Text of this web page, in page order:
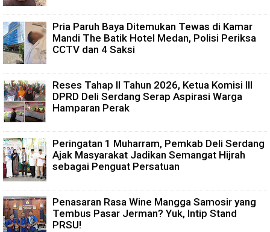
Pria Paruh Baya Ditemukan Tewas di Kamar
Mandi The Batik Hotel Medan, Polisi Periksa
CCTV dan 4 Saksi
Reses Tahap II Tahun 2026, Ketua Komisi III
DPRD Deli Serdang Serap Aspirasi Warga
Hamparan Perak
Peringatan 1 Muharram, Pemkab Deli Serdang
Ajak Masyarakat Jadikan Semangat Hijrah
sebagai Penguat Persatuan
Penasaran Rasa Wine Mangga Samosir yang
Tembus Pasar Jerman? Yuk, Intip Stand
PRSU!